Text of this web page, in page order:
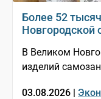
Более 52
Новгородской
В Великом
изделий
03.08.2026 |